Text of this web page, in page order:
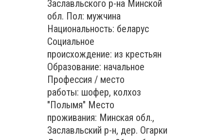
Заславльского р-на Минской
обл. Пол: мужчина
Национальность: беларус
Социальное
происхождение: из крестьян
Образование: начальное
Профессия / место
работы: шофер, колхоз
"Полымя" Место
проживания: Минская обл.,
Заславльский р-н, дер. Огарки